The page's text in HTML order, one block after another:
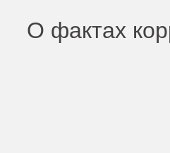
О фактах